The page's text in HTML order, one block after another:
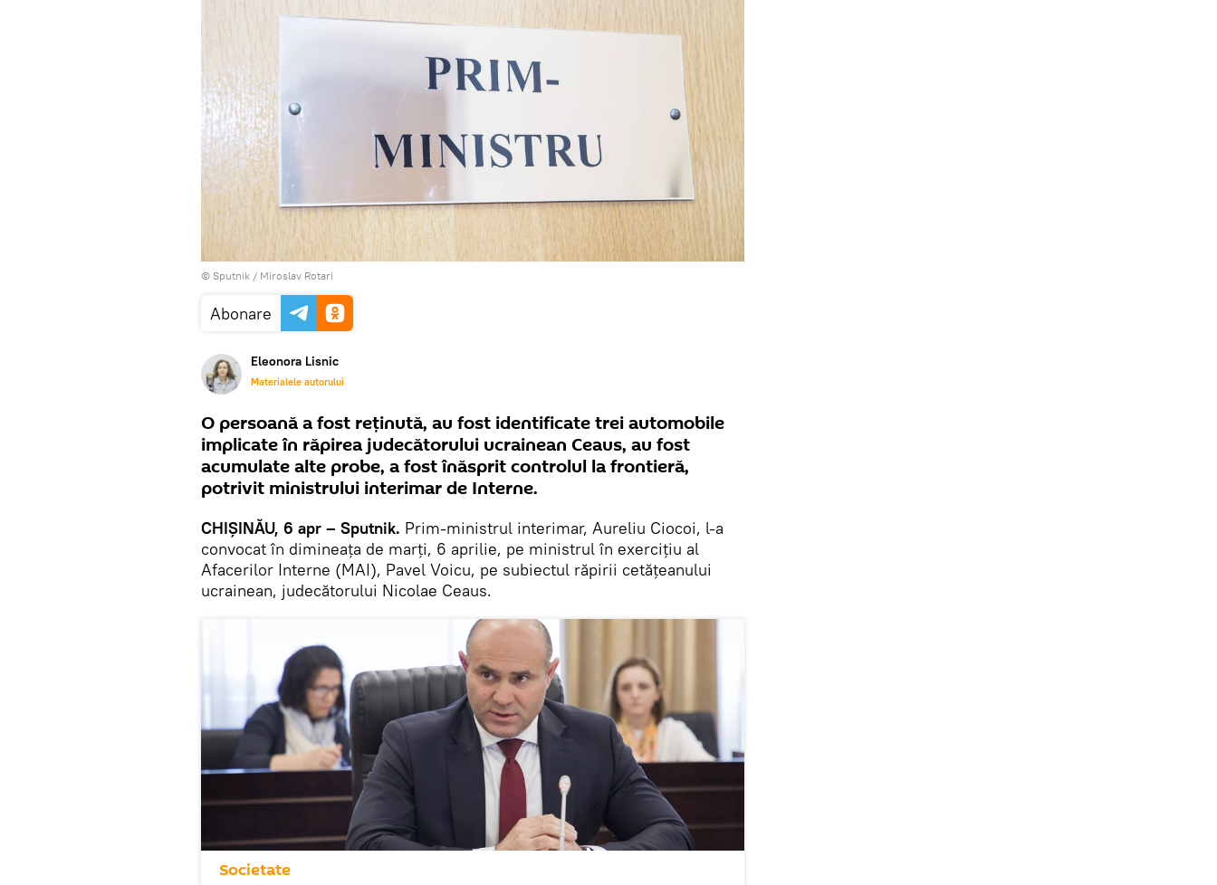
© Sputnik / Miroslav Rotari
Abonare
Eleonora Lisnic
Materialele autorului
O persoană a fost reținută, au fost identificate trei automobile
implicate în răpirea judecătorului ucrainean Ceaus, au fost
acumulate alte probe, a fost înăsprit controlul la frontieră,
potrivit ministrului interimar de Interne.
CHIȘINĂU, 6 apr – Sputnik. Prim-ministrul interimar, Aureliu Ciocoi, l-a
convocat în dimineața de marți, 6 aprilie, pe ministrul în exercițiu al
Afacerilor Interne (MAI), Pavel Voicu, pe subiectul răpirii cetățeanului
ucrainean, judecătorului Nicolae Ceaus.
Societate